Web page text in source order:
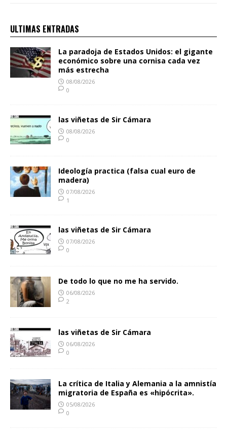
ULTIMAS ENTRADAS
La paradoja de Estados Unidos: el gigante
económico sobre una cornisa cada vez
más estrecha
08/08/2026
0
las viñetas de Sir Cámara
08/08/2026
0
Ideología practica (falsa cual euro de
madera)
07/08/2026
1
las viñetas de Sir Cámara
07/08/2026
0
De todo lo que no me ha servido.
06/08/2026
2
las viñetas de Sir Cámara
06/08/2026
0
La crítica de Italia y Alemania a la amnistía
migratoria de España es «hipócrita».
05/08/2026
0